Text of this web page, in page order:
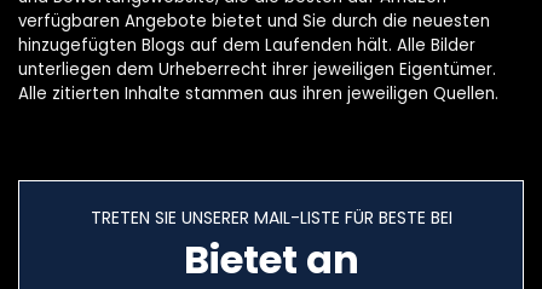
verfügbaren Angebote bietet und Sie durch die neuesten
hinzugefügten Blogs auf dem Laufenden hält. Alle Bilder
unterliegen dem Urheberrecht ihrer jeweiligen Eigentümer.
Alle zitierten Inhalte stammen aus ihren jeweiligen Quellen.
TRETEN SIE UNSERER MAIL-LISTE FÜR BESTE BEI
Bietet an